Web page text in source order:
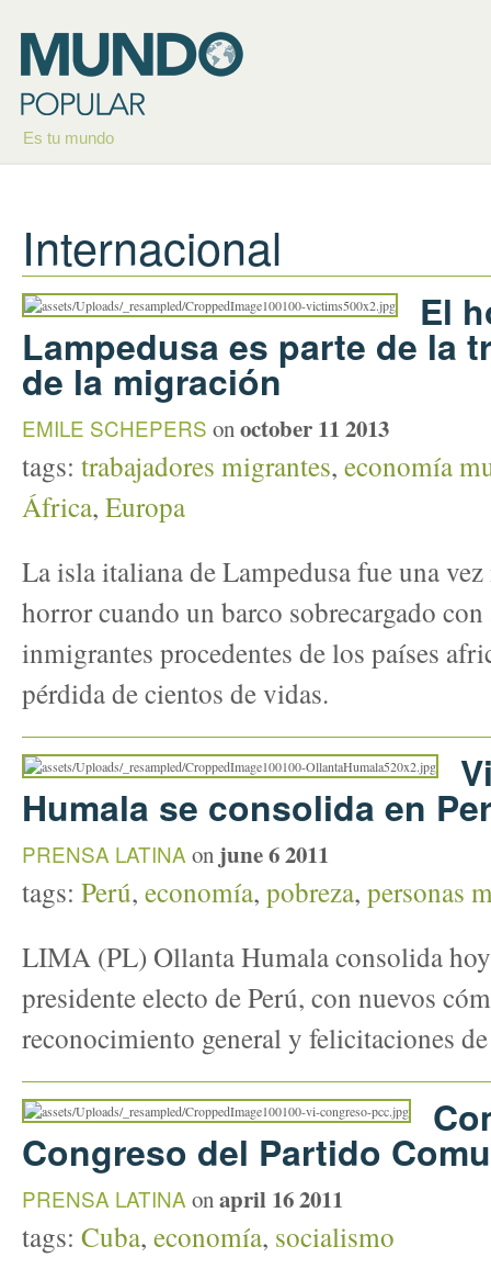
Es tu mundo
Internacional
El
Lampedusa es parte de la
de la migración
EMILE SCHEPERS onoctober 11 2013
tags: trabajadores migrantes, economía
África, Europa
La isla italiana de Lampedusa fue una
horror cuando un barco sobrecargado
inmigrantes procedentes de los países
pérdida de cientos de vidas.
Humala se consolida en
PRENSA LATINA on june 6 2011
tags: Perú, economía, pobreza, personas
LIMA (PL) Ollanta Humala consolida
presidente electo de Perú, con nuevos
reconocimiento general y felicitaciones
Congreso del Partido
PRENSA LATINA onapril 16 2011
tags: Cuba, economía, socialismo